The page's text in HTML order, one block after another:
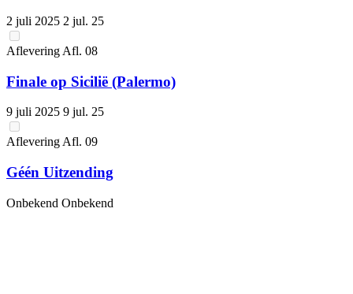
2 juli 2025 2 jul. 25
Aflevering Afl. 08
Finale op Sicilië (Palermo)
9 juli 2025 9 jul. 25
Aflevering Afl. 09
Géén Uitzending
Onbekend Onbekend